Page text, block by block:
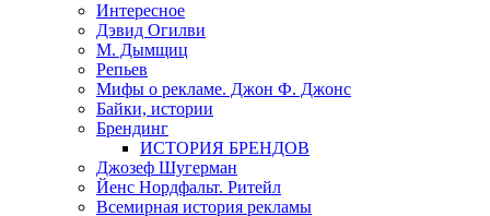
Интересное
Дэвид Огилви
М. Дымщиц
Репьев
Мифы о рекламе. Джон Ф. Джонс
Байки, истории
Брендинг
ИСТОРИЯ БРЕНДОВ
Джозеф Шугерман
​Йенс Нордфальт. Ритейл
Всемирная история рекламы